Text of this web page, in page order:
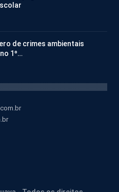
de crimes ambientais
1º…